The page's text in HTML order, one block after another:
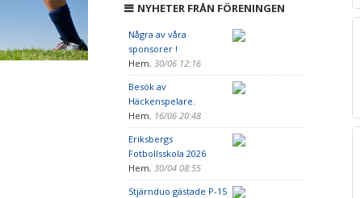
NYHETER FRÅN FÖRENINGEN
Några av våra
sponsorer !
Hem, 30/06 12:16
Besök av
Häckenspelare.
Hem, 16/06 20:48
Eriksbergs
Fotbollsskola 2026
Hem, 30/04 08:55
Stjärnduo gästade P-15